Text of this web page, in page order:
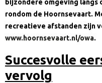
bijzondere omgeving langs
rondom de Hoornsevaart.
recreatieve afstanden zijn
www.hoornsevaart.nl/owa.
Succesvolle
vervolg